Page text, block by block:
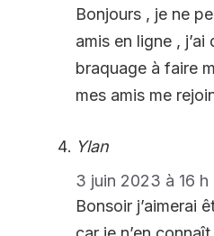
Bonjours , je ne
amis en ligne , j’ai
braquage à faire
mes amis me
Ylan
3 juin 2023 à 16 h
Bonsoir j’aimerai